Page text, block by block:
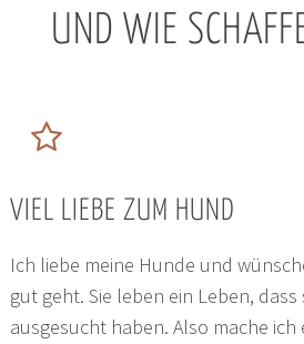
UND WIE
VIEL LIEBE ZUM HUND
Ich liebe meine Hunde und
gut geht. Sie leben ein Leben, dass
ausgesucht haben. Also mache ich